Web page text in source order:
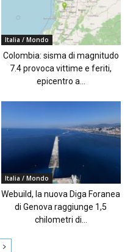
Italia / Mondo
Colombia: sisma di magnitudo
7.4 provoca vittime e feriti,
epicentro a...
Italia / Mondo
Webuild, la nuova Diga Foranea
di Genova raggiunge 1,5
chilometri di...